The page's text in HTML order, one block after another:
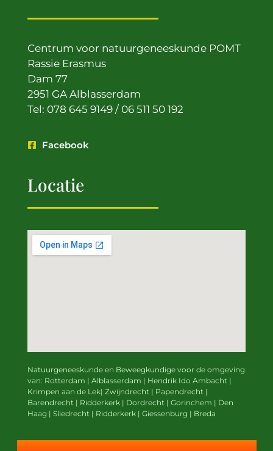
Centrum voor natuurgeneeskunde POMT
Rassie Erasmus
Dam 77
2951 GA Alblasserdam
Tel: 078 645 9149 / 06 511 50 192
Facebook
Locatie
Natuurgeneeskunde en Beweegkundige voor de omgeving
van: Rotterdam | Alblasserdam | Hendrik Ido Ambacht |
Krimpen aan de Lek| Zwijndrecht | Papendrecht |
Barendrecht | Ridderkerk | Dordrecht | Gorinchem | Den
Haag | Sliedrecht | Ridderkerk | Giessenburg | Breda